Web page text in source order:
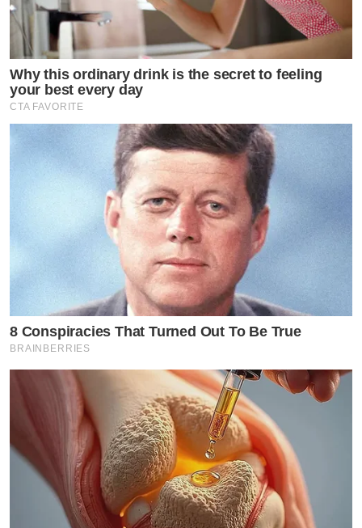
Why this ordinary drink is the secret to feeling
your best every day
CTA FAVORITE
8 Conspiracies That Turned Out To Be True
BRAINBERRIES